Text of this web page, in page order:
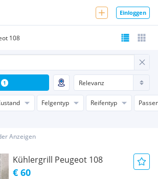
Einloggen
108
Felgentyp Reifentyp
1
Anzeigen
Kühlergrill Peugeot 108
€ 60